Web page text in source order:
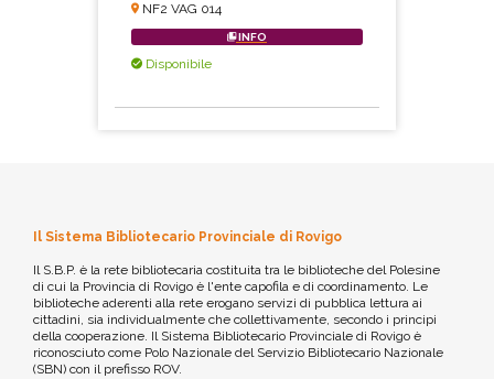
NF2 VAG 014
INFO
Disponibile
Il Sistema Bibliotecario Provinciale di Rovigo
Il S.B.P. è la rete bibliotecaria costituita tra le biblioteche del Polesine
di cui la Provincia di Rovigo è l'ente capofila e di coordinamento. Le
biblioteche aderenti alla rete erogano servizi di pubblica lettura ai
cittadini, sia individualmente che collettivamente, secondo i principi
della cooperazione. Il Sistema Bibliotecario Provinciale di Rovigo è
riconosciuto come Polo Nazionale del Servizio Bibliotecario Nazionale
(SBN) con il prefisso ROV.